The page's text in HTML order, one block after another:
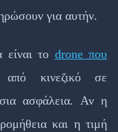
για αυτήν.
το drone που
κινεζικό σε
ασφάλεια. Αν η
και η τιμή